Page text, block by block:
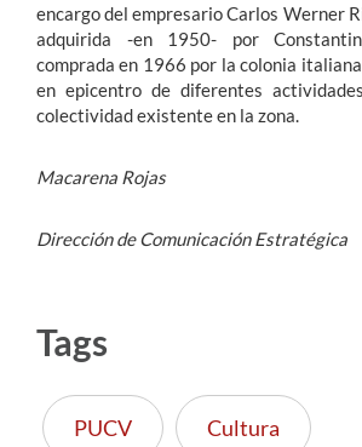
encargo del empresario Carlos Werner
adquirida -en 1950- por
comprada en 1966 por la colonia
en epicentro de diferentes
colectividad existente en la zona.
Macarena Rojas
Dirección de Comunicación Estratégica
Tags
PUCV Cultura